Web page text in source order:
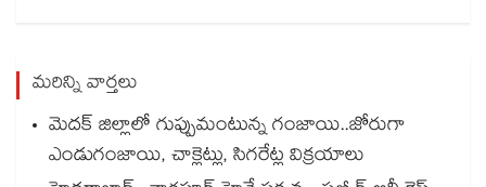
మరిన్ని వార్తలు
మెదక్ జిల్లాలో గుప్పుమంటున్న గంజాయి..జోరుగా
ఎండుగంజాయి, చాక్లెట్లు, సిగరేట్ల విక్రయాలు